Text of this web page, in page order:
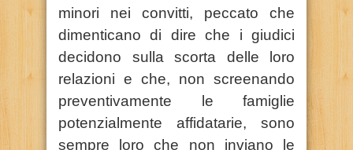
minori nei convitti, peccato che
dimenticano di dire che i giudici
decidono sulla scorta delle loro
relazioni e che, non screenando
preventivamente le famiglie
potenzialmente affidatarie, sono
sempre loro che non inviano le